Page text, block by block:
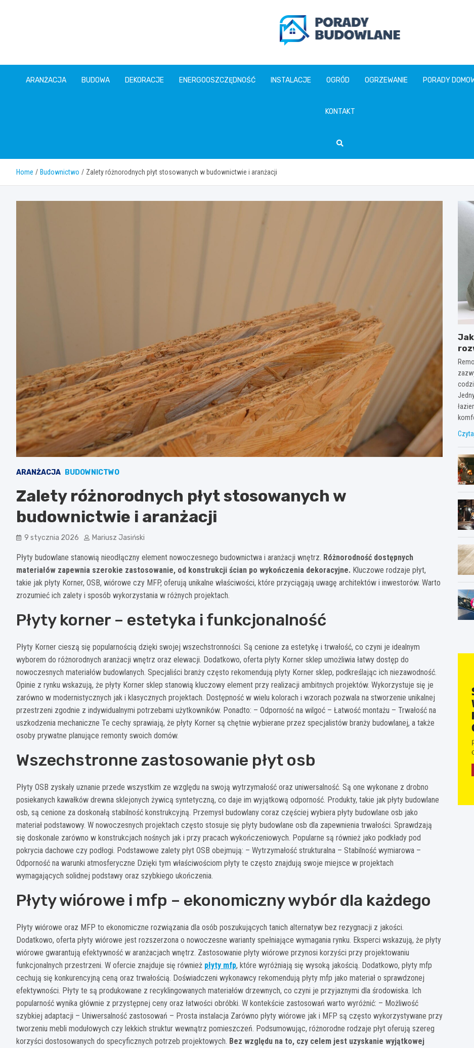
poradybudowlane.pl
ARANŻACJA BUDOWA DEKORACJE ENERGOOSZCZĘDNOŚĆ INSTALACJE OGRÓD OGRZEWANIE PORADY
KONTAKT
Home Budownictwo Zalety różnorodnych płyt stosowanych w budownictwie i aranżacji
ARANŻACJA BUDOWNICTWO
Zalety różnorodnych płyt stosowanych w
budownictwie i aranżacji
9 stycznia 2026 Mariusz Jasiński
Płyty budowlane stanowią nieodłączny element nowoczesnego budownictwa i aranżacji wnętrz. Różnorodność dostępnych
materiałów zapewnia szerokie zastosowanie, od konstrukcji ścian po wykończenia dekoracyjne. Kluczowe rodzaje płyt,
takie jak płyty Korner, OSB, wiórowe czy MFP, oferują unikalne właściwości, które przyciągają uwagę architektów i inwestorów. Warto
zrozumieć ich zalety i sposób wykorzystania w różnych projektach.
Płyty korner – estetyka i funkcjonalność
Płyty Korner cieszą się popularnością dzięki swojej wszechstronności. Są cenione za estetykę i trwałość, co czyni je idealnym
wyborem do różnorodnych aranżacji wnętrz oraz elewacji. Dodatkowo, oferta płyty Korner sklep umożliwia łatwy dostęp do
nowoczesnych materiałów budowlanych. Specjaliści branży często rekomendują płyty Korner sklep, podkreślając ich niezawodność.
Opinie z rynku wskazują, że płyty Korner sklep stanowią kluczowy element przy realizacji ambitnych projektów. Wykorzystuje się je
zarówno w modernistycznych jak i klasycznych projektach. Dostępność w wielu kolorach i wzorach pozwala na stworzenie unikalnej
przestrzeni zgodnie z indywidualnymi potrzebami użytkowników. Ponadto: – Odporność na wilgoć – Łatwość montażu – Trwałość na
uszkodzenia mechaniczne Te cechy sprawiają, że płyty Korner są chętnie wybierane przez specjalistów branży budowlanej, a także
osoby prywatne planujące remonty swoich domów.
Wszechstronne zastosowanie płyt osb
Płyty OSB zyskały uznanie przede wszystkim ze względu na swoją wytrzymałość oraz uniwersalność. Są one wykonane z drobno
posiekanych kawałków drewna sklejonych żywicą syntetyczną, co daje im wyjątkową odporność. Produkty, takie jak płyty budowlane
osb, są cenione za doskonałą stabilność konstrukcyjną. Przemysł budowlany coraz częściej wybiera płyty budowlane osb jako
materiał podstawowy. W nowoczesnych projektach często stosuje się płyty budowlane osb dla zapewnienia trwałości. Sprawdzają
się doskonale zarówno w konstrukcjach nośnych jak i przy pracach wykończeniowych. Popularne są również jako podkłady pod
pokrycia dachowe czy podłogi. Podstawowe zalety płyt OSB obejmują: – Wytrzymałość strukturalna – Stabilność wymiarowa –
Odporność na warunki atmosferyczne Dzięki tym właściwościom płyty te często znajdują swoje miejsce w projektach
wymagających solidnej podstawy oraz szybkiego ukończenia.
Płyty wiórowe i mfp – ekonomiczny wybór dla każdego
Płyty wiórowe oraz MFP to ekonomiczne rozwiązania dla osób poszukujących tanich alternatyw bez rezygnacji z jakości.
Dodatkowo, oferta płyty wiórowe jest rozszerzona o nowoczesne warianty spełniające wymagania rynku. Eksperci wskazują, że płyty
wiórowe gwarantują efektywność w aranżacjach wnętrz. Zastosowanie płyty wiórowe przynosi korzyści przy projektowaniu
funkcjonalnych przestrzeni. W ofercie znajduje się również płyty mfp, które wyróżniają się wysoką jakością. Dodatkowo, płyty mfp
cechują się konkurencyjną ceną oraz trwałością. Doświadczeni wykonawcy rekomendują płyty mfp jako materiał o sprawdzonej
efektywności. Płyty te są produkowane z recyklingowanych materiałów drzewnych, co czyni je przyjaznymi dla środowiska. Ich
popularność wynika głównie z przystępnej ceny oraz łatwości obróbki. W kontekście zastosowań warto wyróżnić: – Możliwość
szybkiej adaptacji – Uniwersalność zastosowań – Prosta instalacja Zarówno płyty wiórowe jak i MFP są często wykorzystywane przy
tworzeniu mebli modułowych czy lekkich struktur wewnątrz pomieszczeń. Podsumowując, różnorodne rodzaje płyt oferują szereg
korzyści dostosowanych do specyficznych potrzeb projektowych. Bez względu na to, czy celem jest uzyskanie wyjątkowej